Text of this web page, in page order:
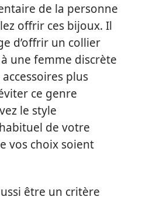
de la personne
offrir ces bijoux. Il
d’offrir un collier
une femme discrète
plus
ce genre
le style
de votre
vos choix soient
être un critère